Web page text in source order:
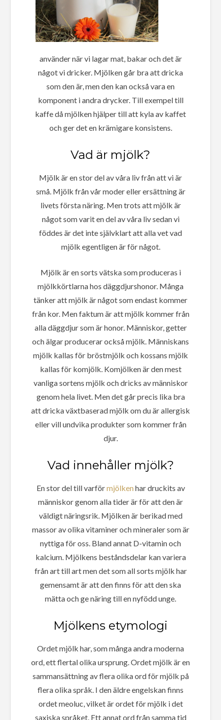
använder när vi lagar mat, bakar och det är
något vi dricker. Mjölken går bra att dricka
som den är, men den kan också vara en
komponent i andra drycker. Till exempel till
kaffe då mjölken hjälper till att kyla av kaffet
och ger det en krämigare konsistens.
Vad är mjölk?
Mjölk är en stor del av våra liv från att vi är
små. Mjölk från vår moder eller ersättning är
livets första näring. Men trots att mjölk är
något som varit en del av våra liv sedan vi
föddes är det inte självklart att alla vet vad
mjölk egentligen är för något.
Mjölk är en sorts vätska som produceras i
mjölkkörtlarna hos däggdjurshonor. Många
tänker att mjölk är något som endast kommer
från kor. Men faktum är att mjölk kommer från
alla däggdjur som är honor. Människor, getter
och älgar producerar också mjölk. Människans
mjölk kallas för bröstmjölk och kossans mjölk
kallas för komjölk. Komjölken är den mest
vanliga sortens mjölk och dricks av människor
genom hela livet. Men det går precis lika bra
att dricka växtbaserad mjölk om du är allergisk
eller vill undvika produkter som kommer från
djur.
Vad innehåller mjölk?
En stor del till varförmjölken har druckits av
människor genom alla tider är för att den är
väldigt näringsrik. Mjölken är berikad med
massor av olika vitaminer och mineraler som är
nyttiga för oss. Bland annat D-vitamin och
kalcium. Mjölkens beståndsdelar kan variera
från art till art men det som all sorts mjölk har
gemensamt är att den finns för att den ska
mätta och ge näring till en nyfödd unge.
Mjölkens etymologi
Ordet mjölk har, som många andra moderna
ord, ett flertal olika ursprung. Ordet mjölk är en
sammansättning av flera olika ord för mjölk på
flera olika språk. I den äldre engelskan finns
ordet meoluc, vilket är ordet för mjölk i det
saxiska språket. Ett annat ord från samma tid